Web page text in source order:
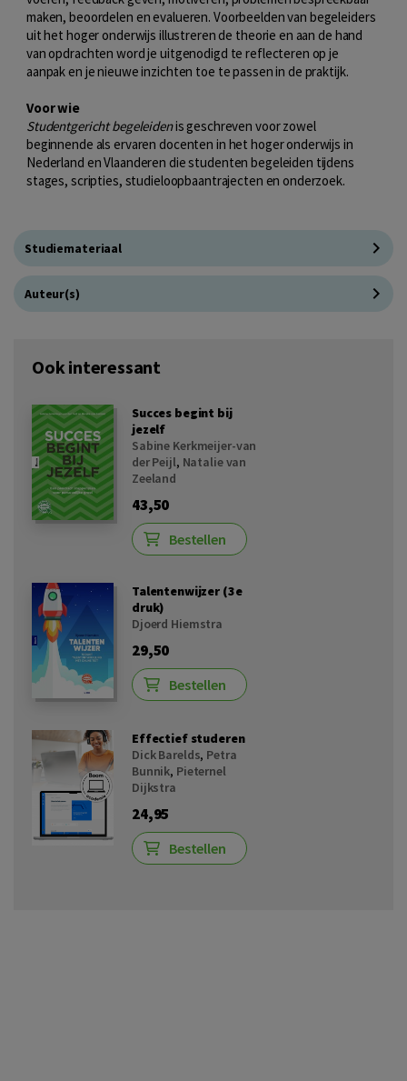
maken, beoordelen en evalueren. Voorbeelden van begeleiders
uit het hoger onderwijs illustreren de theorie en aan de hand
van opdrachten word je uitgenodigd te reflecteren op je
aanpak en je nieuwe inzichten toe te passen in de praktijk.
Voor wie
Studentgericht begeleidenis geschreven voor zowel
beginnende als ervaren docenten in het hoger onderwijs in
Nederland en Vlaanderen die studenten begeleiden tijdens
stages, scripties, studieloopbaantrajecten en onderzoek.
Studiemateriaal
Auteur(s)
Ook interessant
Succes begint bij
jezelf
Sabine Kerkmeijer-van
der Peijl, Natalie van
Zeeland
43,50
Bestellen
Talentenwijzer (3e
druk)
Djoerd Hiemstra
29,50
Bestellen
Effectief studeren
Dick Barelds, Petra
Bunnik, Pieternel
Dijkstra
24,95
Bestellen